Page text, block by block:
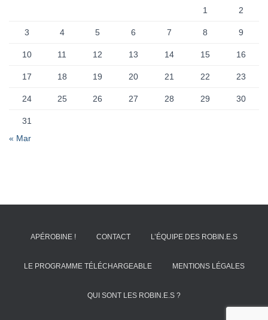
1 2
3 4 5 6 7 8 9
10 11 12 13 14 15 16
17 18 19 20 21 22 23
24 25 26 27 28 29 30
31
« Mar
APÉROBINE ! CONTACT L’ÉQUIPE DES ROBIN.E.S
LE PROGRAMME TÉLÉCHARGEABLE MENTIONS LÉGALES
QUI SONT LES ROBIN.E.S ?